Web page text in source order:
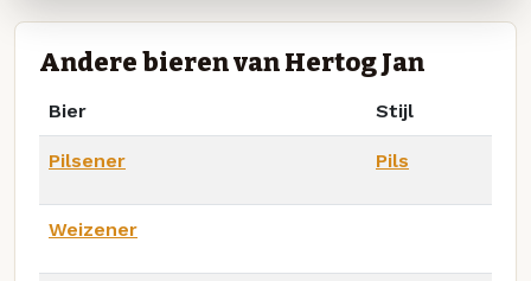
Andere bieren van Hertog Jan
Bier Stijl
Pilsener Pils
Weizener